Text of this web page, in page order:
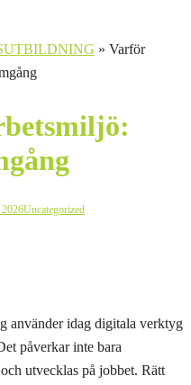
» Varför
2026Uncategorized
använder idag digitala verktyg
påverkar inte bara
utvecklas på jobbet. Rätt